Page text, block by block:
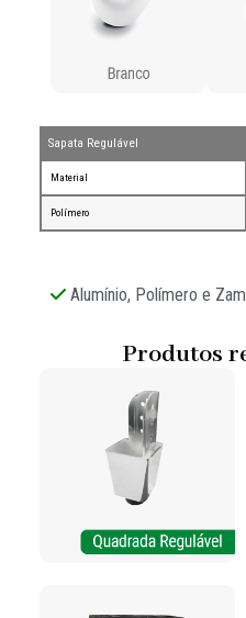
Sapata Regulável
Material
Polímero
Alumínio, Polímero e
Produtos